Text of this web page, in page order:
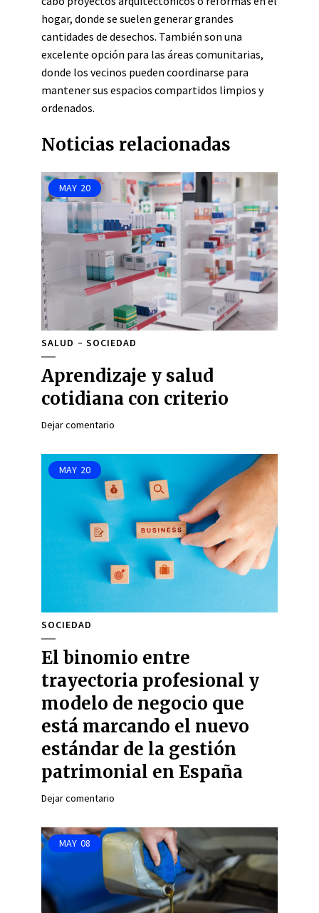
hogar, donde se suelen generar grandes
cantidades de desechos. También son una
excelente opción para las áreas comunitarias,
donde los vecinos pueden coordinarse para
mantener sus espacios compartidos limpios y
ordenados.
Noticias relacionadas
MAY 20
SALUD SOCIEDAD
Aprendizaje y salud
cotidiana con criterio
Dejar comentario
MAY 20
SOCIEDAD
El binomio entre
trayectoria profesional y
modelo de negocio que
está marcando el nuevo
estándar de la gestión
patrimonial en España
Dejar comentario
MAY 08